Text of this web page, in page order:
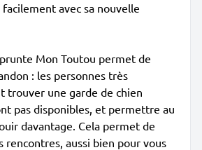
avec sa nouvelle
Mon Toutou permet de
: les personnes très
trouver une garde de chien
pas disponibles, et permettre au
davantage. Cela permet de
rencontres, aussi bien pour vous